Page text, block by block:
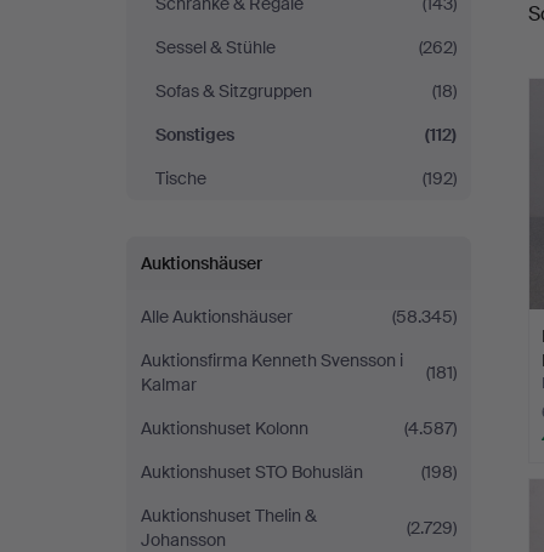
Sessel & Stühle
(262)
Sofas & Sitzgruppen
(18)
Sonstiges
(112)
Tische
(192)
Auktionshäuser
Alle Auktionshäuser
(58.345)
Auktionsfirma Kenneth Svensson i
Kalmar
(181)
Auktionshuset Kolonn
(4.587)
Auktionshuset STO Bohuslän
(198)
Auktionshuset Thelin &
Johansson
(2.729)